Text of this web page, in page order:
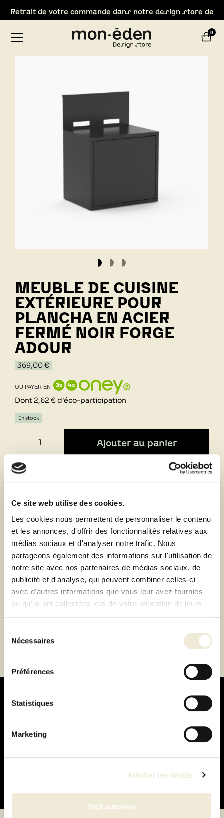
Ce site web utilise des cookies.
Les cookies nous permettent de personnaliser le contenu
et les annonces, d'offrir des fonctionnalités relatives aux
médias sociaux et d'analyser notre trafic. Nous
partageons également des informations sur l'utilisation de
notre site avec nos partenaires de médias sociaux, de
publicité et d'analyse, qui peuvent combiner celles-ci
avec d'autres informations que vous leur avez fournies
ou qu'ils ont collectées lors de votre utilisation de leurs
Nécessaires
Préférences
Statistiques
Marketing
Afficher les détails
Tout autoriser
MEUBLE DE CUISINE
EXTÉRIEURE POUR
PLANCHA EN ACIER
FERMÉ NOIR FORGE
ADOUR
369,00 €
OU PAYER EN
Dont 2,62 € d'éco-participation
En stock
Ajouter au panier
Partager
Tweet
Retrait de votre commande dans notre design store
de Lyon-Brignais ou livraison à domicile 1h autour du
magasin
Paiement 100% sécurisé
Paiement en 3 ou 4 fois sans frais
Description
Retrait de votre commande dans notre design store de
Lyon-Brignais 0